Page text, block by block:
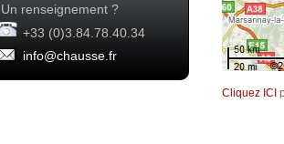
Un renseignement ?
+33 (0)3.84.78.40.34
info@chausse.fr
Cliquez ICI